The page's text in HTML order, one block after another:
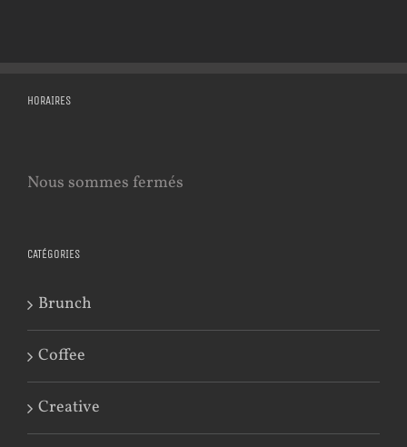
HORAIRES
Nous sommes fermés
CATÉGORIES
Brunch
Coffee
Creative